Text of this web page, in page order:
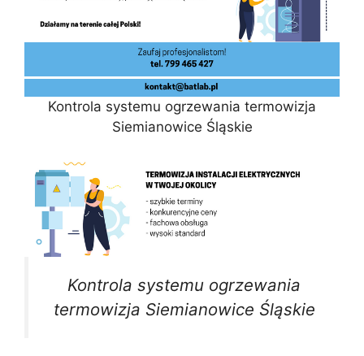
Kontrola systemu ogrzewania termowizja
Siemianowice Śląskie
Kontrola systemu ogrzewania
termowizja Siemianowice Śląskie